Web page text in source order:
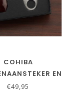
COHIBA
EN
SET IN
€49,95